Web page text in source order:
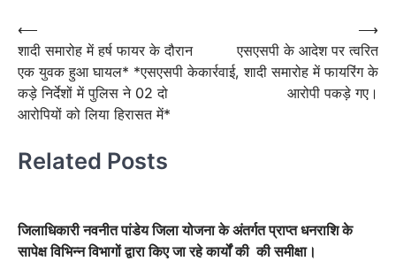
Post
navigation
⟵
शादी समारोह में हर्ष फायर के दौरान
एक युवक हुआ घायल* *एसएसपी के
कड़े निर्देशों में पुलिस ने 02 दो
आरोपियों को लिया हिरासत में*
एसएसपी के आदेश पर त्वरित
कार्रवाई, शादी समारोह में फायरिंग के
आरोपी पकड़े गए।
⟶
Related Posts
जिलाधिकारी नवनीत पांडेय जिला योजना के अंतर्गत प्राप्त धनराशि के
सापेक्ष विभिन्न विभागों द्वारा किए जा रहे कार्यों की की समीक्षा।